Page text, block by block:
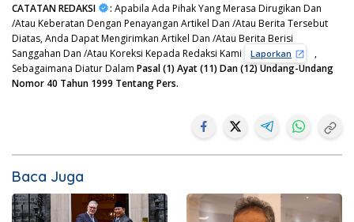
CATATAN REDAKSI : Apabila Ada Pihak Yang Merasa Dirugikan Dan
/Atau Keberatan Dengan Penayangan Artikel Dan /Atau Berita Tersebut
Diatas, Anda Dapat Mengirimkan Artikel Dan /Atau Berita Berisi
Sanggahan Dan /Atau Koreksi Kepada Redaksi Kami
Laporkan
,
Sebagaimana Diatur Dalam Pasal (1) Ayat (11) Dan (12) Undang-Undang
Nomor 40 Tahun 1999 Tentang Pers.
Baca Juga